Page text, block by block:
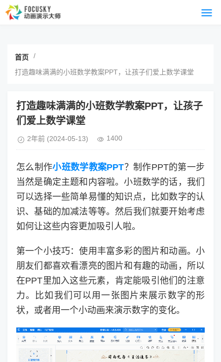
首页 /
打造趣味满满的小班数学教案PPT，让孩子们爱上数学课堂
打造趣味满满的小班数学教案PPT，让孩子
们爱上数学课堂
2年前 (2024-05-13) 1400
怎么制作小班数学教案PPT？制作PPT的第一步
当然是确定主题和内容啦。小班数学的话，我们
可以选择一些简单易懂的知识点，比如数字的认
识、基础的加减法等等。然后我们就要开始考虑
如何让这些内容更加吸引人啦。
第一个小技巧：使用丰富多彩的图片和动画。小
朋友们都喜欢看漂亮的图片和有趣的动画，所以
在PPT里加入这些元素，肯定能吸引他们的注意
力。比如我们可以用一张图片来展示数字的形
状，或者用一个小动画来演示数字的变化。